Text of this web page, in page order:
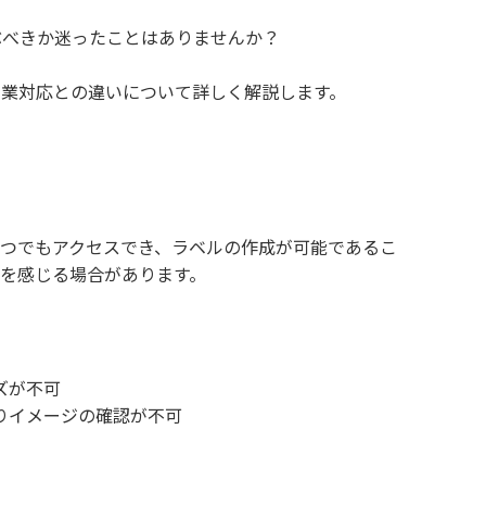
きか迷ったことはありませんか？
応との違いについて詳しく解説します。
もアクセスでき、ラベルの作成が可能であるこ
じる場合があります。
が不可
メージの確認が不可